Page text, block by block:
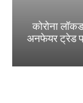
कोरोना
अनफेयर ट्रेड